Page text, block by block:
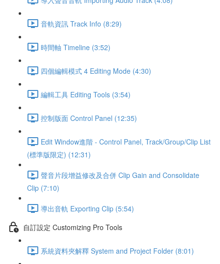
音軌資訊 Track Info (8:29)
時間軸 Timeline (3:52)
四個編輯模式 4 Editing Mode (4:30)
編輯工具 Editing Tools (3:54)
控制版面 Control Panel (12:35)
Edit Window進階 - Control Panel, Track/Group/Clip List
(標準版限定) (12:31)
聲音片段增益修改及合併 Clip Gain and Consolidate
Clip (7:10)
導出音軌 Exporting Clip (5:54)
自訂設定 Customizing Pro Tools
系統資料夾解釋 System and Project Folder (8:01)